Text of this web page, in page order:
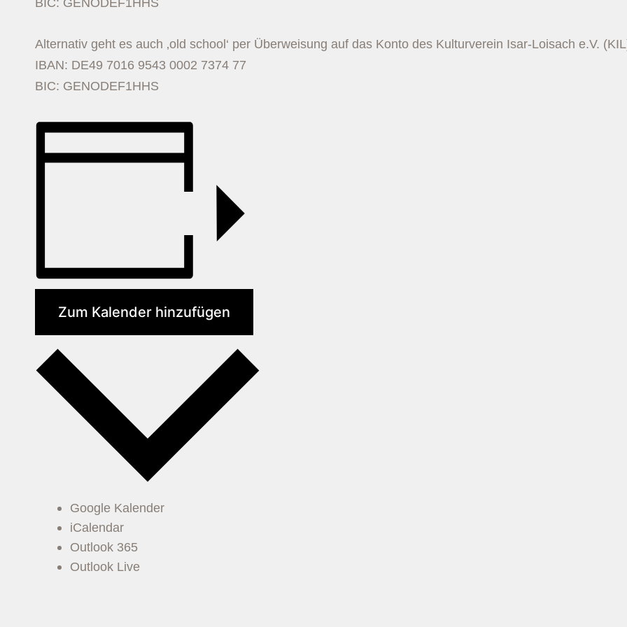
BIC: GENODEF1HHS
Alternativ geht es auch ‚old school‘ per Überweisung auf das Konto des Kulturverein Isar-Loisach e.V.
IBAN: DE49 7016 9543 0002 7374 77
BIC: GENODEF1HHS
Zum Kalender hinzufügen
Google Kalender
iCalendar
Outlook 365
Outlook Live